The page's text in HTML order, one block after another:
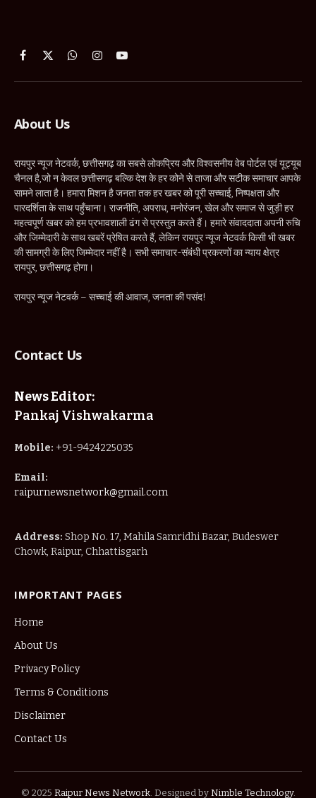
Facebook
X
WhatsApp
InstagramYouTube
About Us
रायपुर न्यूज नेटवर्क, छत्तीसगढ़ का सबसे लोकप्रिय और विश्वसनीय वेब पोर्टल एवं यूट्यूब
चैनल है,जो न केवल छत्तीसगढ़ बल्कि देश के हर कोने से ताजा और सटीक समाचार आपके
सामने लाता है। हमारा मिशन है जनता तक हर खबर को पूरी सच्चाई, निष्पक्षता और
पारदर्शिता के साथ पहुँचाना। राजनीति, अपराध, मनोरंजन, खेल और समाज से जुड़ी हर
महत्वपूर्ण खबर को हम प्रभावशाली ढंग से प्रस्तुत करते हैं। हमारे संवाददाता अपनी रुचि
और जिम्मेदारी के साथ खबरें प्रेषित करते हैं, लेकिन रायपुर न्यूज नेटवर्क किसी भी खबर
की सामग्री के लिए जिम्मेदार नहीं है। सभी समाचार-संबंधी प्रकरणों का न्याय क्षेत्र
रायपुर, छत्तीसगढ़ होगा।
रायपुर न्यूज नेटवर्क – सच्चाई की आवाज, जनता की पसंद!
Contact Us
News Editor:
Pankaj Vishwakarma
Mobile: +91-9424225035
Email:
raipurnewsnetwork@gmail.com
Address: Shop No. 17, Mahila Samridhi Bazar, Budeswer
Chowk, Raipur, Chhattisgarh
IMPORTANT PAGES
Home
About Us
Privacy Policy
Terms & Conditions
Disclaimer
Contact Us
© 2025 Raipur News Network. Designed by Nimble Technology.